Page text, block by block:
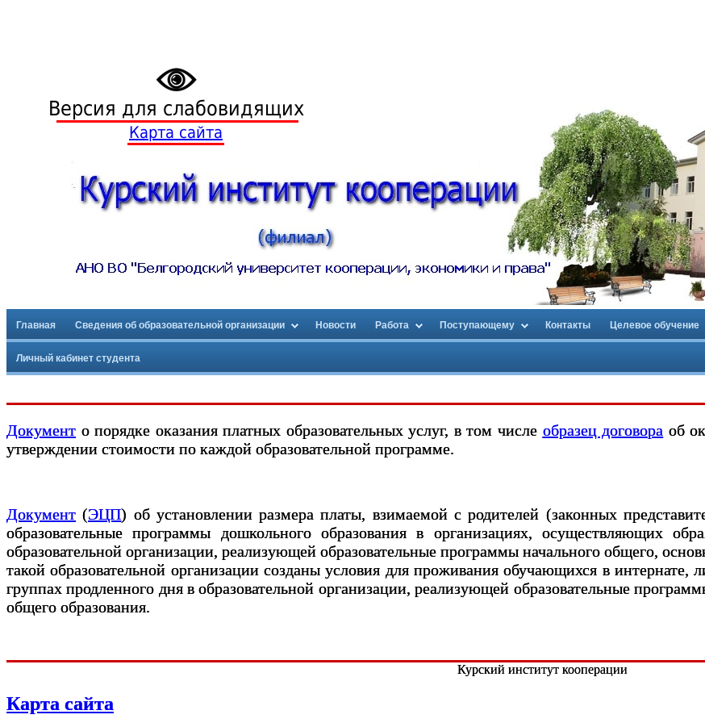
Версия для слабовидящих
Карта сайта
Главная Сведения об образовательной организации Новости Работа Поступающему Контакты Целевое обучение
Личный кабинет студента
Документ о порядке оказания платных образовательных услуг, в том числе образец договора об
утверждении стоимости по каждой образовательной программе.
Документ (ЭЦП) об установлении размера платы, взимаемой с родителей (законных
образовательные программы дошкольного образования в организациях, осуществляющих
образовательной организации, реализующей образовательные программы начального общего,
такой образовательной организации созданы условия для проживания обучающихся в интернате,
группах продленного дня в образовательной организации, реализующей образовательные
общего образования.
Курский институт кооперации
Карта сайта